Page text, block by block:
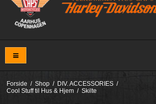
Forside / Shop / DIV. ACCESSORIES /
Cool Stuff til Hus & Hjem / Skilte